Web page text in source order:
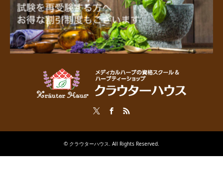
© クラウターハウス. All Rights Reserved.